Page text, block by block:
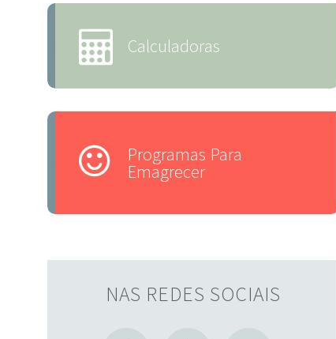
Calculadoras
Programas Para
Emagrecer
NAS REDES SOCIAIS